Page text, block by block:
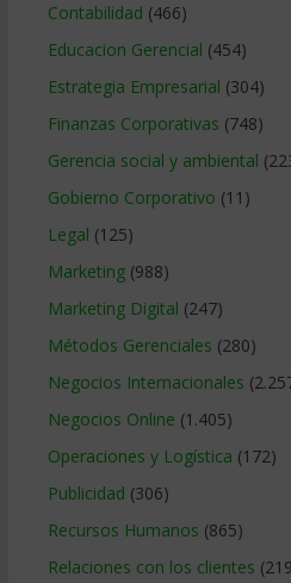
Contabilidad (466)
Educacion Gerencial (454)
Estrategia Empresarial (304)
Finanzas Corporativas (748)
Gerencia social y ambiental
Gobierno Corporativo (11)
Legal (125)
Marketing(988)
Marketing Digital (247)
Métodos Gerenciales (280)
Negocios Internacionales
Negocios Online (1.405)
Operaciones y Logística (172)
Publicidad (306)
Recursos Humanos (865)
Relaciones con los clientes